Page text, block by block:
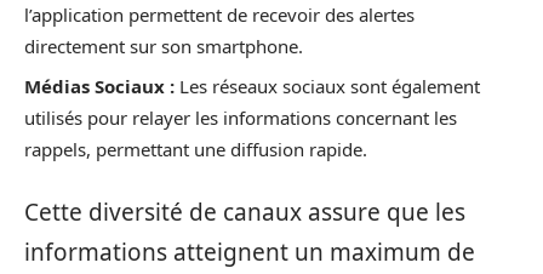
l’application permettent de recevoir des alertes
directement sur son smartphone.
Médias Sociaux : Les réseaux sociaux sont également
utilisés pour relayer les informations concernant les
rappels, permettant une diffusion rapide.
Cette diversité de canaux assure que les
informations atteignent un maximum de